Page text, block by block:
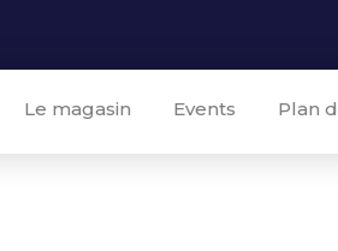
Le magasin Events Plan